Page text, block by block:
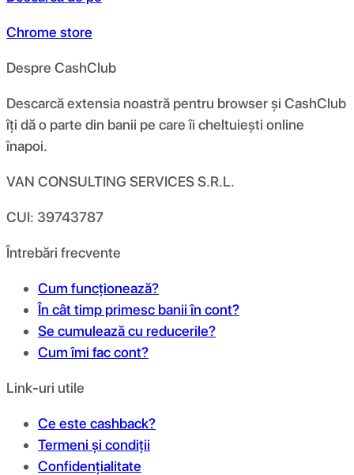
Chrome store
Despre CashClub
Descarcă extensia noastră pentru browser și CashClub
îți dă o parte din banii pe care îi cheltuiești online
înapoi.
VAN CONSULTING SERVICES S.R.L.
CUI: 39743787
Întrebări frecvente
Cum funcționează?
În cât timp primesc banii în cont?
Se cumulează cu reducerile?
Cum îmi fac cont?
Link-uri utile
Ce este cashback?
Termeni și condiții
Confidențialitate